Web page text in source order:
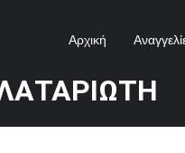
Αρχική